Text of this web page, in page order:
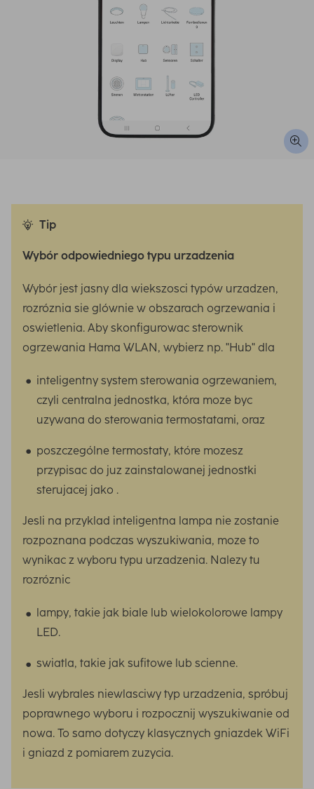
Tip
Wybór odpowiedniego typu urzadzenia
Wybór jest jasny dla wiekszosci typów urzadzen,
rozróznia sie glównie w obszarach ogrzewania i
oswietlenia. Aby skonfigurowac sterownik
ogrzewania Hama WLAN, wybierz np. "Hub" dla
inteligentny system sterowania ogrzewaniem,
czyli centralna jednostka, która moze byc
uzywana do sterowania termostatami, oraz
poszczególne termostaty, które mozesz
przypisac do juz zainstalowanej jednostki
sterujacej jako .
Jesli na przyklad inteligentna lampa nie zostanie
rozpoznana podczas wyszukiwania, moze to
wynikac z wyboru typu urzadzenia. Nalezy tu
rozróznic
lampy, takie jak biale lub wielokolorowe lampy
LED.
swiatla, takie jak sufitowe lub scienne.
Jesli wybrales niewlasciwy typ urzadzenia, spróbuj
poprawnego wyboru i rozpocznij wyszukiwanie od
nowa. To samo dotyczy klasycznych gniazdek WiFi
i gniazd z pomiarem zuzycia.